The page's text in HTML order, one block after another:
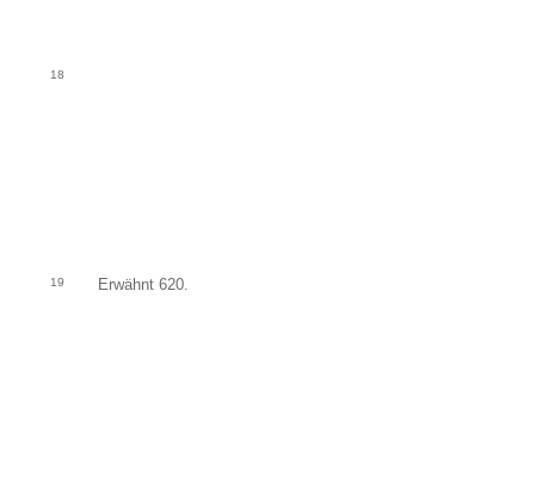
18
19 Erwähnt 620.